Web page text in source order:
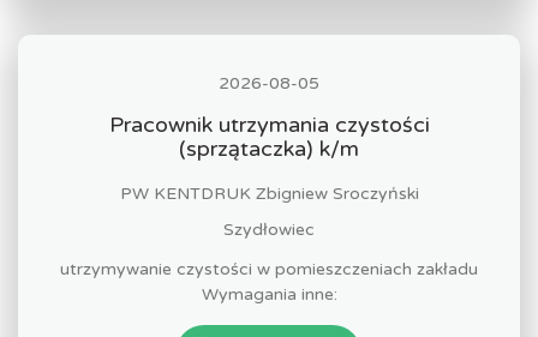
2026-08-05
Pracownik utrzymania czystości
(sprzątaczka) k/m
PW KENTDRUK Zbigniew Sroczyński
Szydłowiec
utrzymywanie czystości w pomieszczeniach zakładu
Wymagania inne: